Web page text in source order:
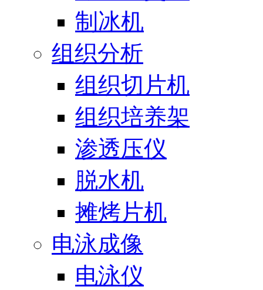
制冰机
组织分析
组织切片机
组织培养架
渗透压仪
脱水机
摊烤片机
电泳成像
电泳仪